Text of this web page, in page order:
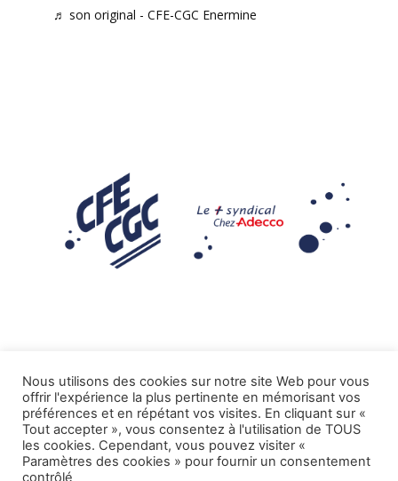
♬ son original - CFE-CGC Enermine
Mentions légales
Tous droits réservés CFE-CGC ADECCO.
Nous utilisons des cookies sur notre site Web pour vous
offrir l'expérience la plus pertinente en mémorisant vos
préférences et en répétant vos visites. En cliquant sur «
Tout accepter », vous consentez à l'utilisation de TOUS
les cookies. Cependant, vous pouvez visiter «
Paramètres des cookies » pour fournir un consentement
contrôlé